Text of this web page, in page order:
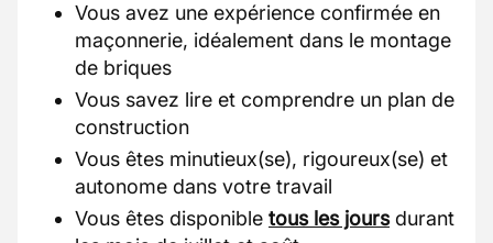
Vous avez une expérience confirmée en
maçonnerie, idéalement dans le montage
de briques
Vous savez lire et comprendre un plan de
construction
Vous êtes minutieux(se), rigoureux(se) et
autonome dans votre travail
Vous êtes disponible tous les joursdurant